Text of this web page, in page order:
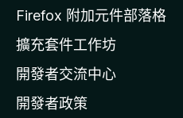
l
a
官
網
Firefox 附加元件部落格
擴充套件工作坊
開發者交流中心
開發者政策